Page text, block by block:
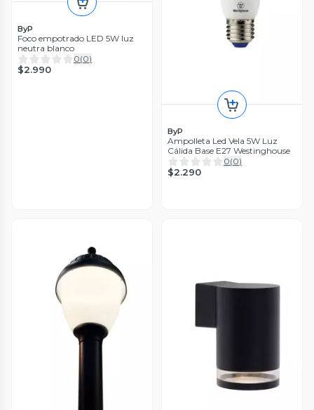
ByP
Foco empotrado LED 5W luz
neutra blanco
0(0)
$2.990
ByP
Ampolleta Led Vela 5W Luz
Cálida Base E27 Westinghouse
0(0)
$2.290